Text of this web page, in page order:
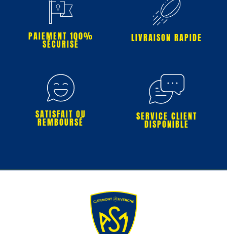
PAIEMENT 100%
SÉCURISÉ
LIVRAISON RAPIDE
SATISFAIT OU
REMBOURSÉ SERVICE CLIENT
DISPONIBLE